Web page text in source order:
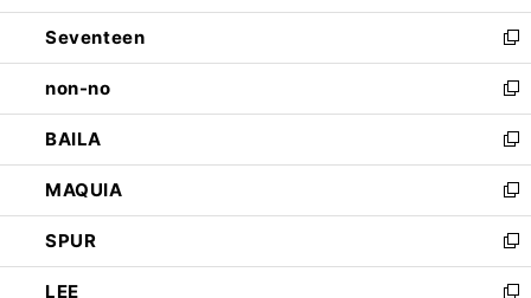
開
く
ウ
で
開
く
ン
ド
ウ
で
開
く
Seventeen
新
し
い
ウ
ィ
ン
ド
ウ
で
開
く
non-no
新
し
い
ウ
ィ
ン
ド
ウ
で
BAILA
新
し
い
ウ
ィ
ン
ド
MAQUIA
新
し
い
ウ
SPUR
新
し
LEE